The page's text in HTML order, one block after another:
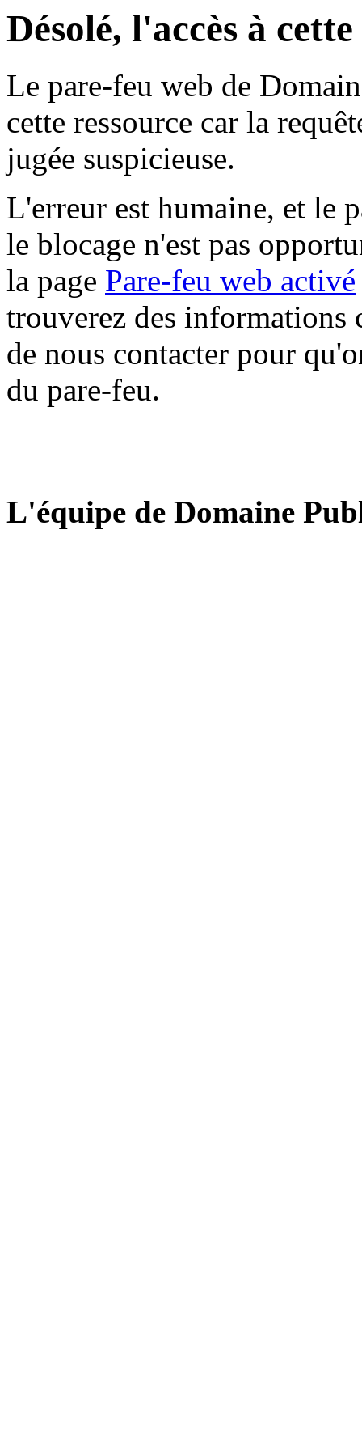
Désolé, l'accès à
Le pare-feu web de
cette ressource car la
jugée suspicieuse.
L'erreur est humaine, et le
le blocage n'est pas
la page Pare-feu web activé
trouverez des informations
de nous contacter pour
du pare-feu.
L'équipe de Domaine